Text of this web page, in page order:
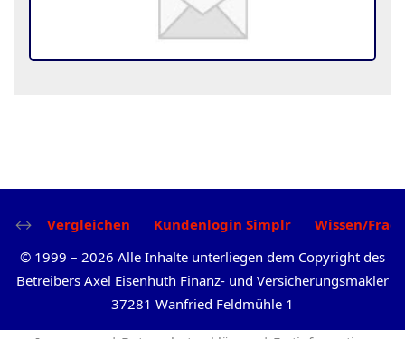
Vergleichen Kundenlogin Simplr
Wissen/
© 1999 – 2026 Alle Inhalte unterliegen dem Copyright des
Betreibers Axel Eisenhuth Finanz- und Versicherungsmakler
37281 Wanfried Feldmühle 1